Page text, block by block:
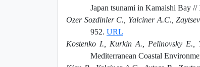
Japan tsunami in Kamaishi Bay
Ozer Sozdinler C., Yalciner A.C.,
952. URL
Kostenko I., Kurkin A., Pelinovsky E.,
Mediterranean Coastal